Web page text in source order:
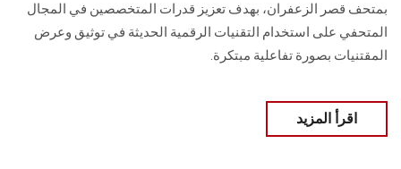
بمتحف قصر الزعفران، بهدف تعزيز قدرات المتخصصين في المجال
المتحفي على استخدام التقنيات الرقمية الحديثة في توثيق وعرض
المقتنيات بصورة تفاعلية مبتكرة.
اقرأ المزيد